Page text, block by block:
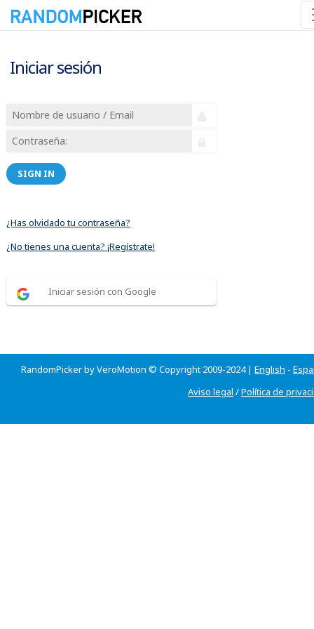
Iniciar sesión
SIGN IN
¿Has olvidado tu contraseña?
¿No tienes una cuenta? ¡Regístrate!
Iniciar sesión con Google
RandomPicker by VeroMotion © Copyright 2009-2024 | English -
Aviso legal /Política de